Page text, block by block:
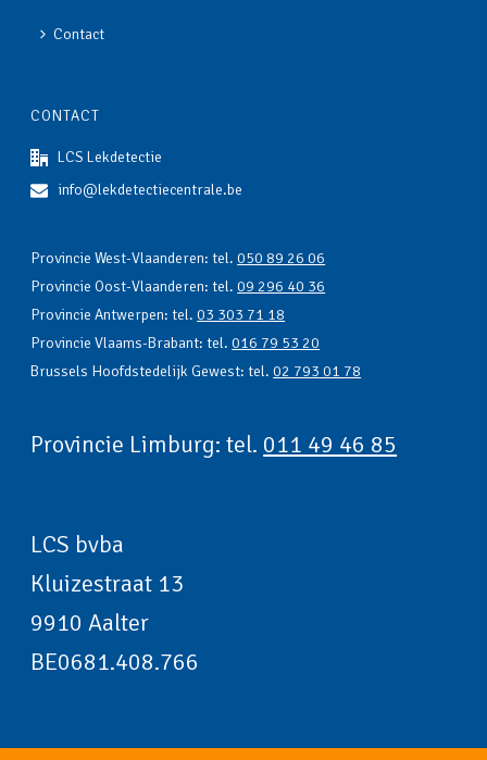
Contact
CONTACT
LCS Lekdetectie
info@lekdetectiecentrale.be
Provincie West-Vlaanderen: tel.050 89 26 06
Provincie Oost-Vlaanderen: tel.09 296 40 36
Provincie Antwerpen: tel.03 303 71 18
Provincie Vlaams-Brabant: tel.016 79 53 20
Brussels Hoofdstedelijk Gewest: tel.02 793 01 78
Provincie Limburg: tel. 011 49 46 85
LCS bvba
Kluizestraat 13
9910 Aalter
BE0681.408.766